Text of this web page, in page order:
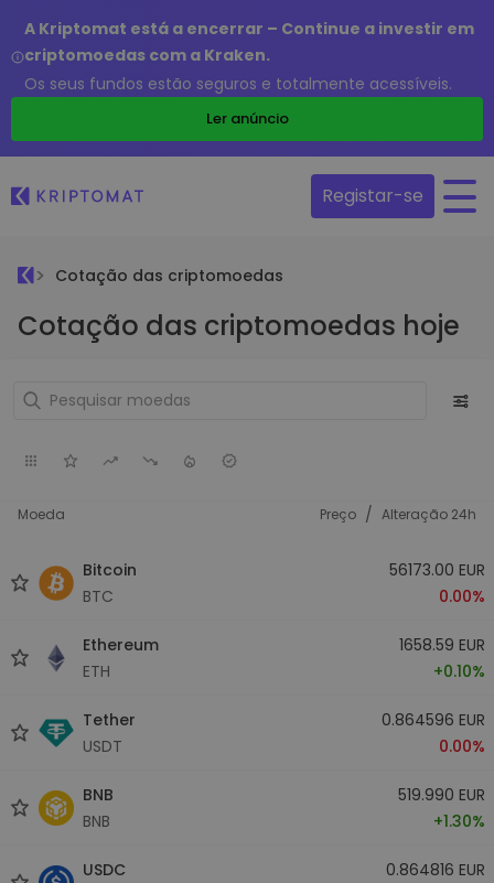
A Kriptomat está a encerrar – Continue a investir em
criptomoedas com a Kraken.
Os seus fundos estão seguros e totalmente acessíveis.
Ler anúncio
Registar-se
Cotação das criptomoedas
Cotação das criptomoedas hoje
Moeda Preço / Alteração 24h
Bitcoin
BTC
56173.00 EUR
0.00%
Ethereum
ETH
1658.59 EUR
+0.10%
Tether
USDT
0.864596 EUR
0.00%
BNB
BNB
519.990 EUR
+1.30%
USDC
0.864816 EUR